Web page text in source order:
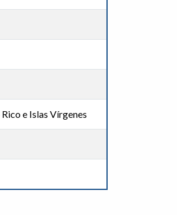
e Islas Vírgenes